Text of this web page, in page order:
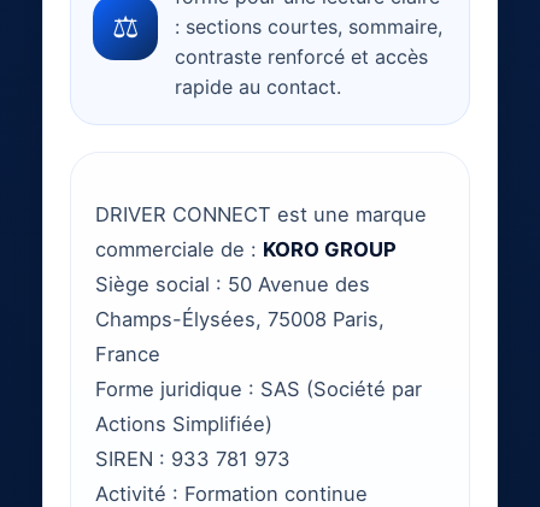
⚖
: sections courtes, sommaire,
contraste renforcé et accès
rapide au contact.
DRIVER CONNECT est une marque
commerciale de : KORO GROUP
Siège social : 50 Avenue des
Champs-Élysées, 75008 Paris,
France
Forme juridique : SAS (Société par
Actions Simplifiée)
SIREN : 933 781 973
Activité : Formation continue